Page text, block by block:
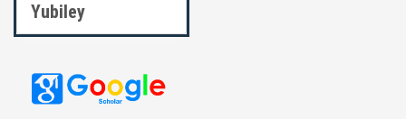
Yubiley